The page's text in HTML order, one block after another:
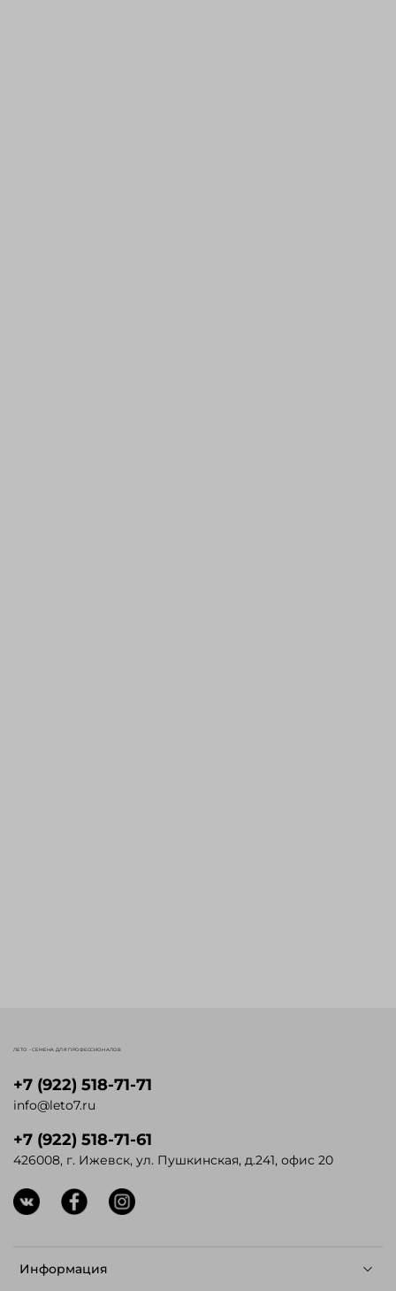
Информация
+7 (922) 518-71-71
info@leto7.ru
+7 (922) 518-71-61
426008, г. Ижевск, ул. Пушкинская, д.241, офис 20
ЛЕТО - СЕМЕНА ДЛЯ ПРОФЕССИОНАЛОВ